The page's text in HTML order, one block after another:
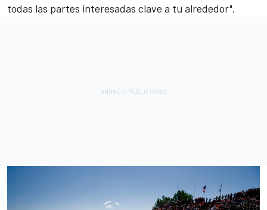
todas las partes interesadas clave a tu alrededor".